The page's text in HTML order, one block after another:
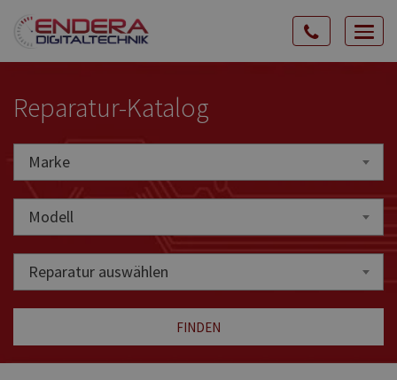
Reparatur-Katalog
MarkeMarke
Modell
Reparatur auswählen
FINDEN